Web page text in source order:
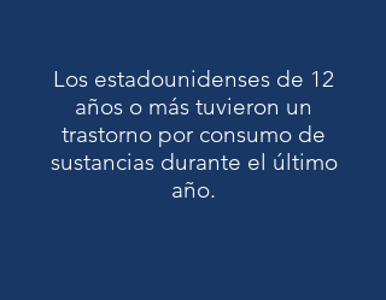
Los estadounidenses de 12
años o más tuvieron un
trastorno por consumo de
sustancias durante el último
año.